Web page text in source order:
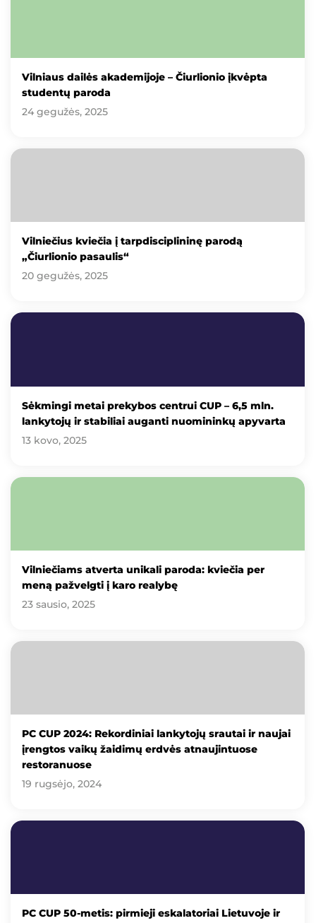
Vilniaus dailės akademijoje – Čiurlionio įkvėpta
studentų paroda
24 gegužės, 2025
Vilniečius kviečia į tarpdisciplininę parodą
„Čiurlionio pasaulis“
20 gegužės, 2025
Sėkmingi metai prekybos centrui CUP – 6,5 mln.
lankytojų ir stabiliai auganti nuomininkų apyvarta
13 kovo, 2025
Vilniečiams atverta unikali paroda: kviečia per
meną pažvelgti į karo realybę
23 sausio, 2025
PC CUP 2024: Rekordiniai lankytojų srautai ir naujai
įrengtos vaikų žaidimų erdvės atnaujintuose
restoranuose
19 rugsėjo, 2024
PC CUP 50-metis: pirmieji eskalatoriai Lietuvoje ir